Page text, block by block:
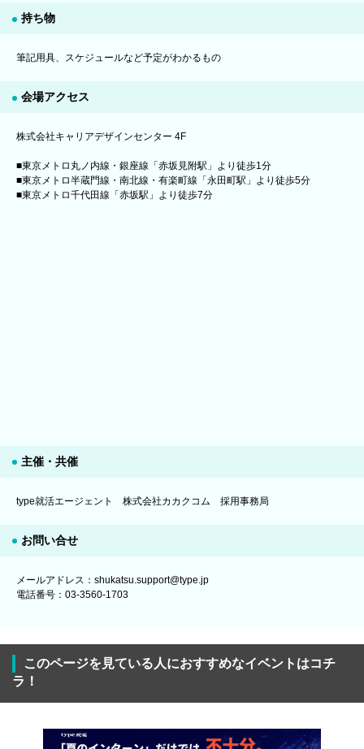
持ち物
筆記用具、スケジュールなど予定がわかるもの
会場アクセス
株式会社キャリアデザインセンター 4F
■東京メトロ丸ノ内線・銀座線「赤坂見附駅」より徒歩1分
■東京メトロ半蔵門線・南北線・有楽町線「永田町駅」より徒歩5分
■東京メトロ千代田線「赤坂駅」より徒歩7分
主催・共催
type就活エージェント 株式会社カカクコム 採用事務局
お問い合せ
メールアドレス：shukatsu.support@type.jp
電話番号：03-3560-1703
このページを見ている人におすすめなイベントはコチ
ラ！